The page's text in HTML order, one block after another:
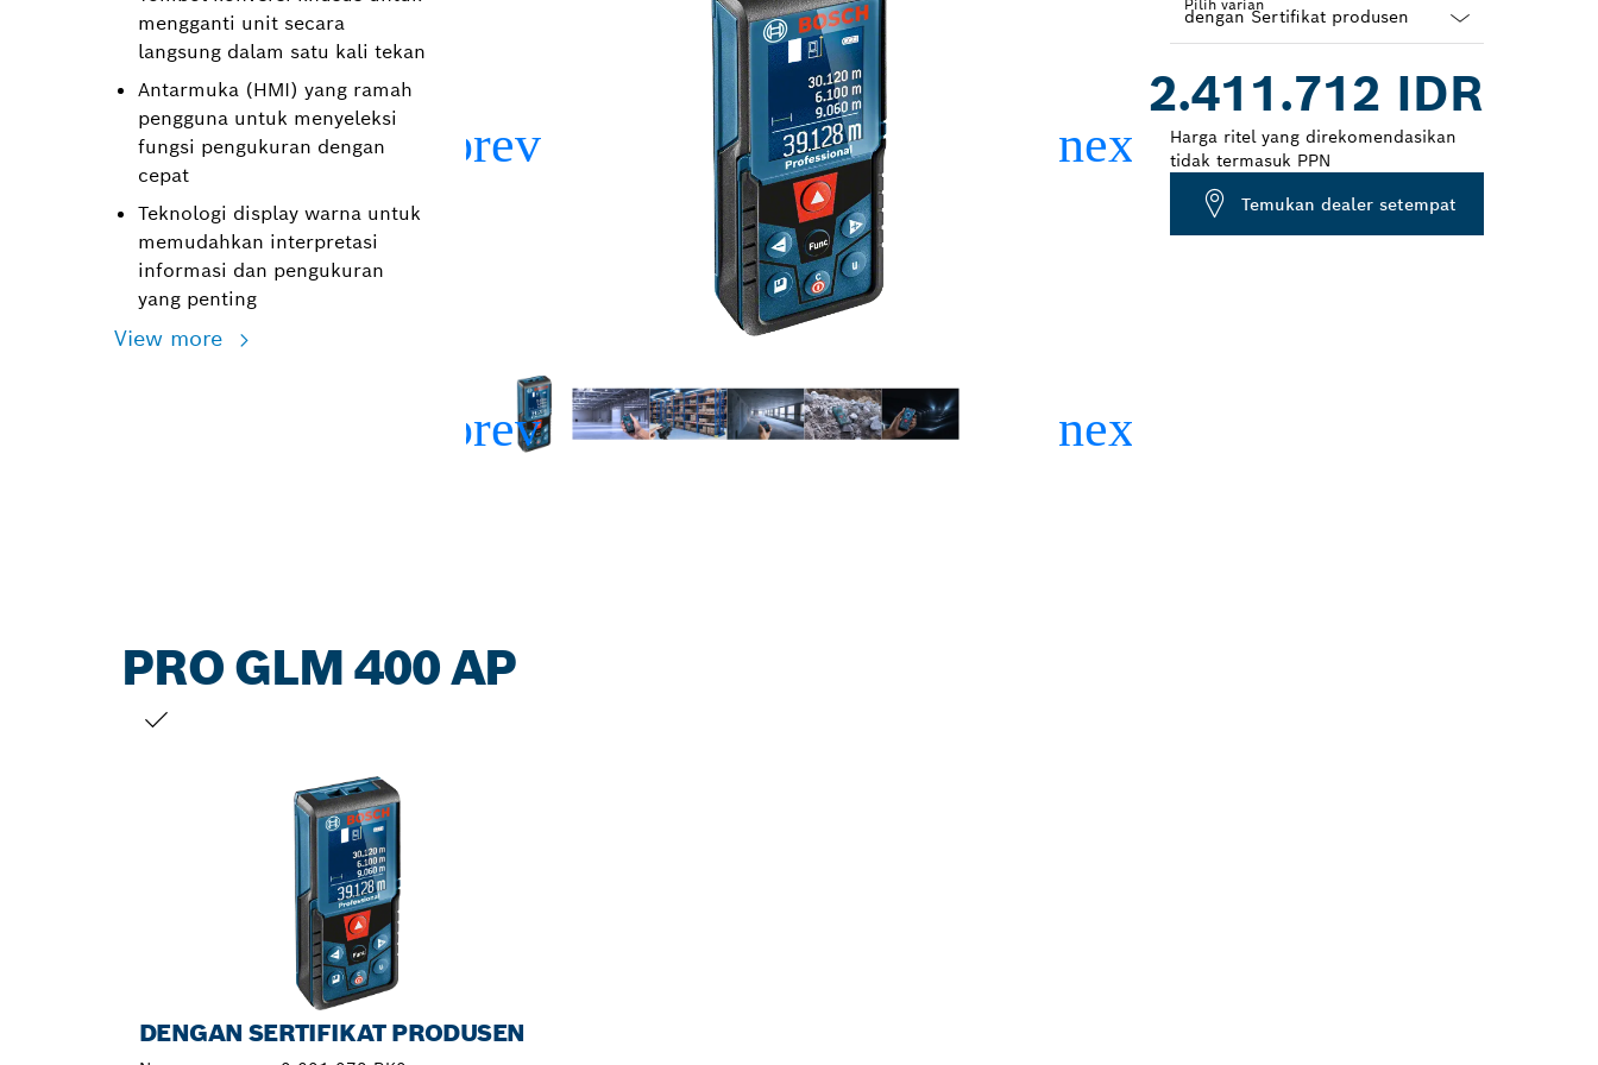
mengganti unit secara
langsung dalam satu kali tekan
Antarmuka (HMI) yang ramah
pengguna untuk menyeleksi
fungsi pengukuran dengan
cepat
Teknologi display warna untuk
memudahkan interpretasi
informasi dan pengukuran
yang penting
View more
Pilih varian
closed
2.411.712 IDR
Harga ritel yang direkomendasikan
tidak termasuk PPN
Temukan dealer setempat
PRO GLM 400 AP
DENGAN SERTIFIKAT PRODUSEN